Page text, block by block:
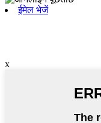
ईमेल भेजें
x